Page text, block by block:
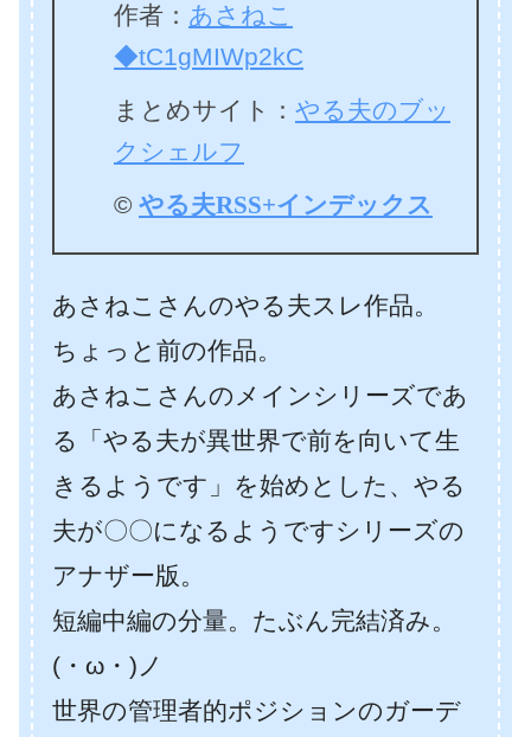
作者： あさねこ
◆tC1gMIWp2kC
まとめサイト： やる夫のブッ
クシェルフ
© やる夫RSS+インデックス
あさねこさんのやる夫スレ作品。
ちょっと前の作品。
あさねこさんのメインシリーズであ
る「やる夫が異世界で前を向いて生
きるようです」を始めとした、やる
夫が〇〇になるようですシリーズの
アナザー版。
短編中編の分量。たぶん完結済み。
(・ω・)ノ
世界の管理者的ポジションのガーデ